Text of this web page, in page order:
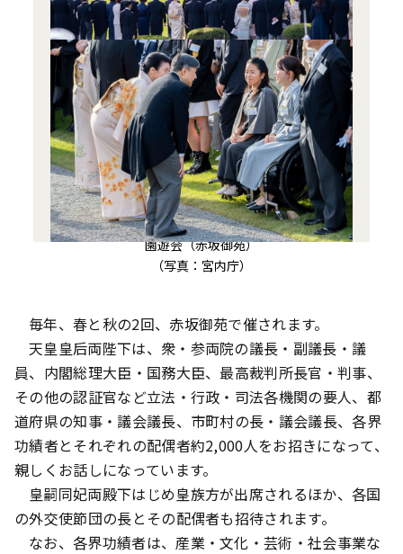
園遊会（赤坂御苑）
（写真：宮内庁）
毎年、春と秋の2回、赤坂御苑で催されます。
天皇皇后両陛下は、衆・参両院の議長・副議長・議
員、内閣総理大臣・国務大臣、最高裁判所長官・判事、
その他の認証官など立法・行政・司法各機関の要人、都
道府県の知事・議会議長、市町村の長・議会議長、各界
功績者とそれぞれの配偶者約2,000人をお招きになって、
親しくお話しになっています。
皇嗣同妃両殿下はじめ皇族方が出席されるほか、各国
の外交使節団の長とその配偶者も招待されます。
なお、各界功績者は、産業・文化・芸術・社会事業な